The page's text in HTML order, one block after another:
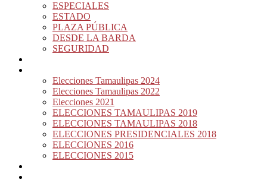
ESPECIALES
ESTADO
PLAZA PÚBLICA
DESDE LA BARDA
SEGURIDAD
Elecciones Tamaulipas 2024
Elecciones Tamaulipas 2022
Elecciones 2021
ELECCIONES TAMAULIPAS 2019
ELECCIONES TAMAULIPAS 2018
ELECCIONES PRESIDENCIALES 2018
ELECCIONES 2016
ELECCIONES 2015